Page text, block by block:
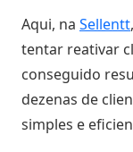
Gestão
de
Visitas
Aqui, na Sellentt
tentar reativar
conseguido
dezenas de
simples e